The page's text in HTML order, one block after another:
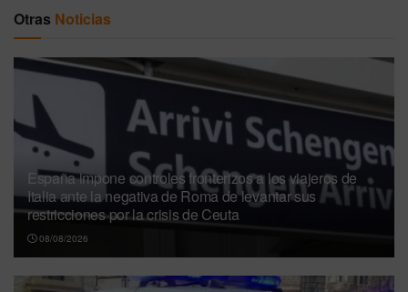
Otras Noticias
España impone controles fronterizos a los viajeros de
Italia ante la negativa de Roma de levantar sus
restricciones por la crisis de Ceuta
08/08/2026